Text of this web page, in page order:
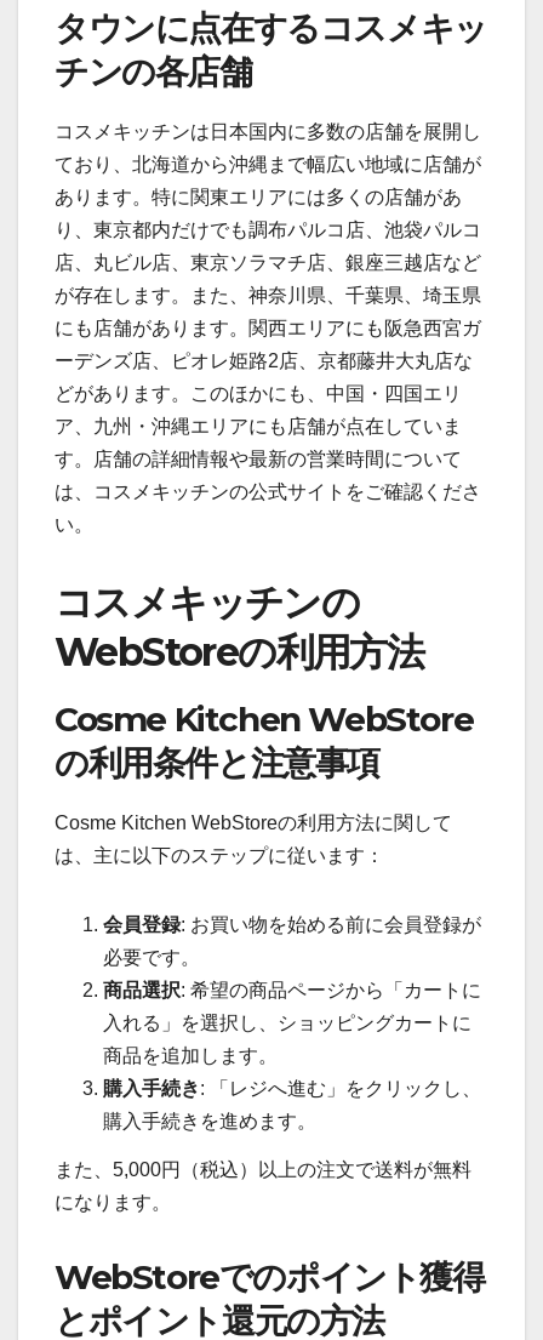
タウンに点在するコスメキッ
チンの各店舗
コスメキッチンは日本国内に多数の店舗を展開し
ており、北海道から沖縄まで幅広い地域に店舗が
あります。特に関東エリアには多くの店舗があ
り、東京都内だけでも調布パルコ店、池袋パルコ
店、丸ビル店、東京ソラマチ店、銀座三越店など
が存在します。また、神奈川県、千葉県、埼玉県
にも店舗があります。関西エリアにも阪急西宮ガ
ーデンズ店、ピオレ姫路2店、京都藤井大丸店な
どがあります。このほかにも、中国・四国エリ
ア、九州・沖縄エリアにも店舗が点在していま
す。店舗の詳細情報や最新の営業時間について
は、コスメキッチンの公式サイトをご確認くださ
い。
コスメキッチンの
WebStoreの利用方法
Cosme Kitchen WebStore
の利用条件と注意事項
Cosme Kitchen WebStoreの利用方法に関して
は、主に以下のステップに従います：
会員登録: お買い物を始める前に会員登録が
必要です。
商品選択: 希望の商品ページから「カートに
入れる」を選択し、ショッピングカートに
商品を追加します。
購入手続き: 「レジへ進む」をクリックし、
購入手続きを進めます。
また、5,000円（税込）以上の注文で送料が無料
になります。
WebStoreでのポイント獲得
とポイント還元の方法